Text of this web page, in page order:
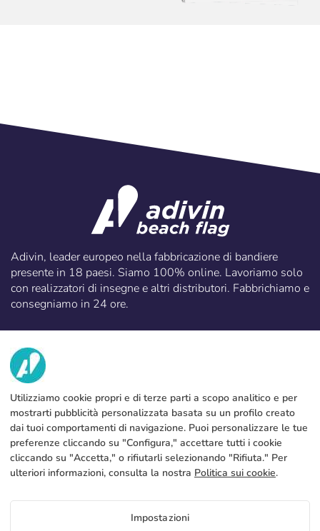
Adivin, leader europeo nella fabbricazione di bandiere
presente in 18 paesi. Siamo 100% online. Lavoriamo solo
con realizzatori di insegne e altri distributori. Fabbrichiamo e
consegniamo in 24 ore.
NOI
Fabbrica
Contatto
SERVIZI
Metodi di pagamento
Produzione e spedizione
NOTA LEGALE
Politica sull’uso dei cookies
Utilizziamo cookie propri e di terze parti a scopo analitico e per
mostrarti pubblicità personalizzata basata su un profilo creato
dai tuoi comportamenti di navigazione. Puoi personalizzare le tue
preferenze cliccando su "Configura," accettare tutti i cookie
cliccando su "Accetta," o rifiutarli selezionando "Rifiuta." Per
ulteriori informazioni, consulta la nostra Politica sui cookie.
Impostazioni